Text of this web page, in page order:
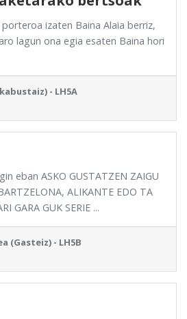
izaten Baina Alaia berriz,
lagun ona egia esaten Baina hori
- LH5A
eban ASKO GUSTATZEN ZAIGU
ALIKANTE EDO TA
GARA GUK SERIE ...
(Gasteiz) - LH5B